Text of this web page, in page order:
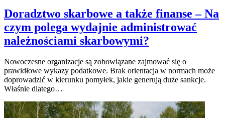
Doradztwo skarbowe a także finanse – Na
czym polega wydajnie administrować
należnościami skarbowymi?
Nowoczesne organizacje są zobowiązane zajmować się o
prawidłowe wykazy podatkowe. Brak orientacja w normach może
doprowadzić w kierunku pomyłek, jakie generują duże sankcje.
Właśnie dlatego…